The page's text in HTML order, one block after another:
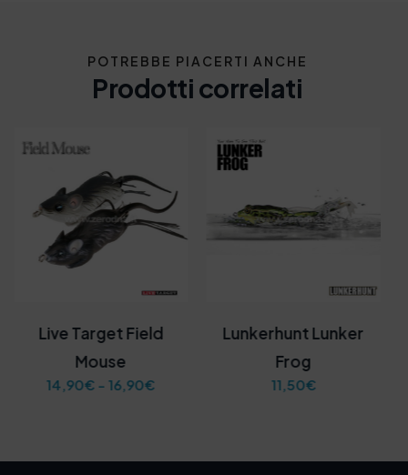
POTREBBE PIACERTI ANCHE
Prodotti correlati
Live Target Field
Mouse
14,90€ - 16,90€F
Lunkerhunt Lunker
Frog
11,50€